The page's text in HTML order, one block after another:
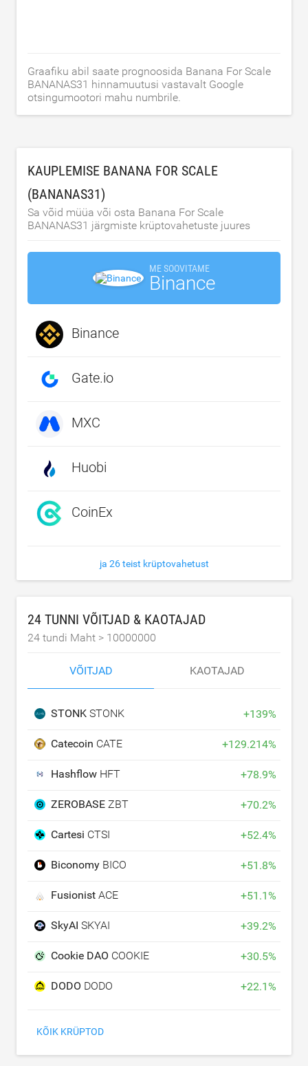
Graafiku abil saate prognoosida Banana For Scale
BANANAS31 hinnamuutusi vastavalt Google
otsingumootori mahu numbrile.
KAUPLEMISE BANANA FOR SCALE
(BANANAS31)
Sa võid müüa või osta Banana For Scale
BANANAS31 järgmiste krüptovahetuste juures
ME SOOVITAME
Binance
Binance
Gate.io
MXC
Huobi
CoinEx
ja 26 teist krüptovahetust
24 TUNNI VÕITJAD & KAOTAJAD
24 tundi Maht > 10000000
VÕITJAD KAOTAJAD
STONK STONK +139%
Catecoin CATE +129.214%
Hashflow HFT +78.9%
ZEROBASE ZBT +70.2%
Cartesi CTSI +52.4%
Biconomy BICO +51.8%
Fusionist ACE +51.1%
SkyAI SKYAI +39.2%
Cookie DAO COOKIE +30.5%
DODO DODO +22.1%
KÕIK KRÜPTOD